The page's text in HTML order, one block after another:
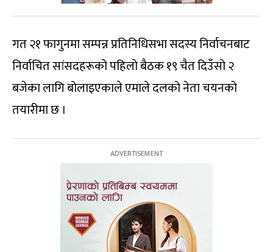
गत २१ फागुनमा सम्पन्न प्रतिनिधिसभा सदस्य निर्वाचनबाट
निर्वाचित सांसदहरूको पहिलो बैठक १९ चैत दिउँसो २
बजेका लागि बोलाइएकाले एमाले दलको नेता चयनको
तयारीमा छ ।